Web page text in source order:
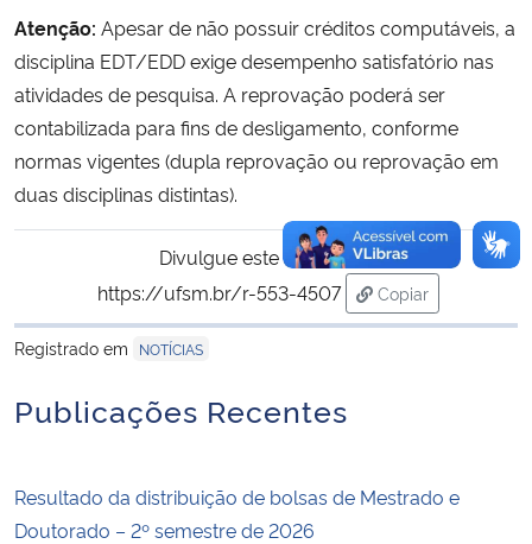
Atenção: Apesar de não possuir créditos computáveis, a
disciplina EDT/EDD exige desempenho satisfatório nas
atividades de pesquisa. A reprovação poderá ser
contabilizada para fins de desligamento, conforme
normas vigentes (dupla reprovação ou reprovação em
duas disciplinas distintas).
Divulgue este conteúdo:
https://ufsm.br/r-553-4507
Copiar
para área de
Registrado em
NOTÍCIAS
Publicações Recentes
Resultado da distribuição de bolsas de Mestrado e
Doutorado – 2º semestre de 2026